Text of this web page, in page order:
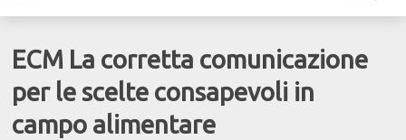
ECM La corretta comunicazione
per le scelte consapevoli in
campo alimentare